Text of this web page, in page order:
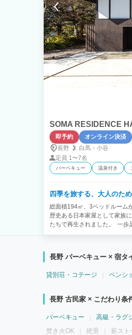
SOMA RESIDENCE
即予約
オンライン決済
長野
白馬・ 小谷
定員 1〜7名
バーベキュー 温泉付き
四季を旅する、大人のた
総面積194㎡、3ベッドルーム
歴史ある日本家屋として家族
たちで再生されました。 一歩
長野 バーベキュー × 宿タ
貸別荘・コテージ ペンシ
長野 古民家 × こだわり条
バーベキュー 高級・ラグ
焚き火OK
絶景 薪スト